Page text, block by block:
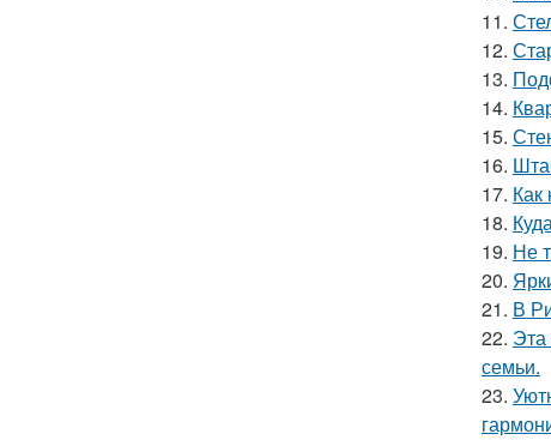
11.
12.
13.
14.
15.
16.
17. Как
18.
19. Не
20.
21. В
22. Эта
семьи.
23.